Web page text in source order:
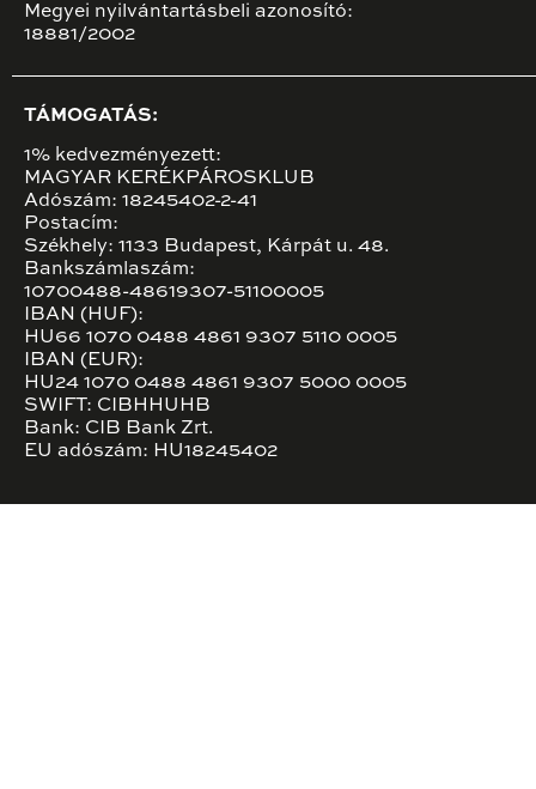
Megyei nyilvántartásbeli azonosító:
18881/2002
TÁMOGATÁS:
1% kedvezményezett:
MAGYAR KERÉKPÁROSKLUB
Adószám: 18245402-2-41
Postacím:
Székhely: 1133 Budapest, Kárpát u. 48.
Bankszámlaszám:
10700488-48619307-51100005
IBAN (HUF):
HU66 1070 0488 4861 9307 5110 0005
IBAN (EUR):
HU24 1070 0488 4861 9307 5000 0005
SWIFT: CIBHHUHB
Bank: CIB Bank Zrt.
EU adószám: HU18245402